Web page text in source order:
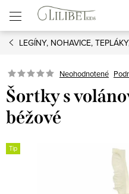
obsah
LEGÍNY, NOHAVICE,
Neohodnotené
Šortky s
béžové
Tip